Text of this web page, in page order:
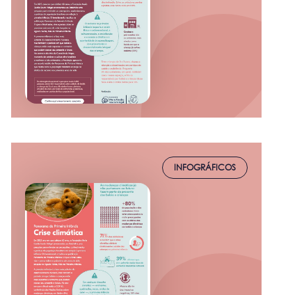
INFOGRÁFICOS